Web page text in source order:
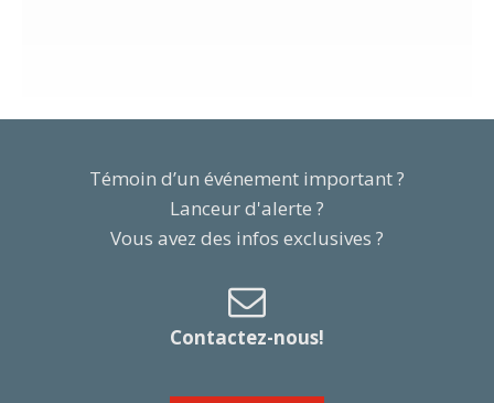
Témoin d’un événement important ?
Lanceur d'alerte ?
Vous avez des infos exclusives ?
Contactez-nous!